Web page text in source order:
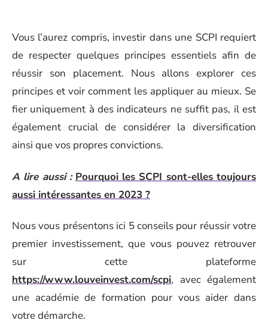
Vous l’aurez compris, investir dans une SCPI requiert
de respecter quelques principes essentiels afin de
réussir son placement. Nous allons explorer ces
principes et voir comment les appliquer au mieux. Se
fier uniquement à des indicateurs ne suffit pas, il est
également crucial de considérer la diversification
ainsi que vos propres convictions.
A lire aussi : Pourquoi les SCPI sont-elles toujours
aussi intéressantes en 2023 ?
Nous vous présentons ici 5 conseils pour réussir votre
premier investissement, que vous pouvez retrouver
sur cette plateforme
https://www.louveinvest.com/scpi, avec également
une académie de formation pour vous aider dans
votre démarche.